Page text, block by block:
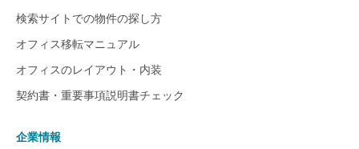
検索サイトでの物件の探し方
オフィス移転マニュアル
オフィスのレイアウト・内装
契約書・重要事項説明書チェック
企業情報